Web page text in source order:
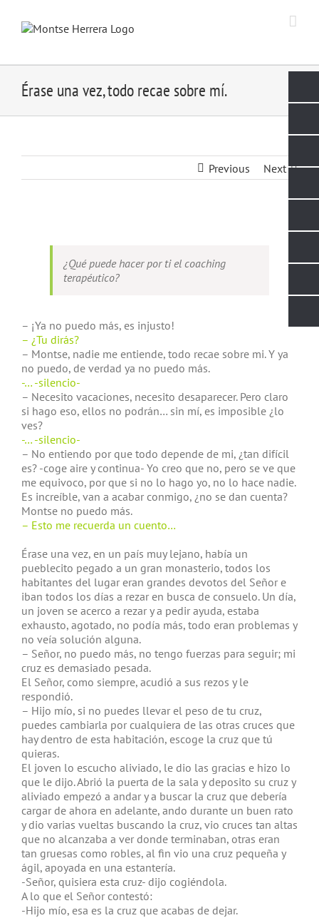
content
Érase una vez, todo recae sobre mí.
Previous Next
Larger
¿Qué puede hacer por ti el coaching
terapéutico?
– ¡Ya no puedo más, es injusto!
– ¿Tu dirás?
– Montse, nadie me entiende, todo recae sobre mi. Y ya
no puedo, de verdad ya no puedo más.
-… -silencio-
– Necesito vacaciones, necesito desaparecer. Pero claro
si hago eso, ellos no podrán… sin mí, es imposible ¿lo
ves?
-… -silencio-
– No entiendo por que todo depende de mi, ¿tan difícil
es? -coge aire y continua- Yo creo que no, pero se ve que
me equivoco, por que si no lo hago yo, no lo hace nadie.
Es increíble, van a acabar conmigo, ¿no se dan cuenta?
Montse no puedo más.
– Esto me recuerda un cuento…
Érase una vez, en un país muy lejano, había un
pueblecito pegado a un gran monasterio, todos los
habitantes del lugar eran grandes devotos del Señor e
iban todos los días a rezar en busca de consuelo. Un día,
un joven se acerco a rezar y a pedir ayuda, estaba
exhausto, agotado, no podía más, todo eran problemas y
no veía solución alguna.
– Señor, no puedo más, no tengo fuerzas para seguir; mi
cruz es demasiado pesada.
El Señor, como siempre, acudió a sus rezos y le
respondió.
– Hijo mío, si no puedes llevar el peso de tu cruz,
puedes cambiarla por cualquiera de las otras cruces que
hay dentro de esta habitación, escoge la cruz que tú
quieras.
El joven lo escucho aliviado, le dio las gracias e hizo lo
que le dijo. Abrió la puerta de la sala y deposito su cruz y
aliviado empezó a andar y a buscar la cruz que debería
cargar de ahora en adelante, ando durante un buen rato
y dio varias vueltas buscando la cruz, vio cruces tan altas
que no alcanzaba a ver donde terminaban, otras eran
tan gruesas como robles, al fin vio una cruz pequeña y
ágil, apoyada en una estantería.
-Señor, quisiera esta cruz- dijo cogiéndola.
A lo que el Señor contestó:
-Hijo mío, esa es la cruz que acabas de dejar.